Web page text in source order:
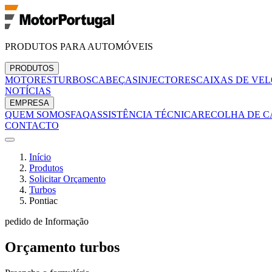
PRODUTOS PARA AUTOMÓVEIS
PRODUTOS
MOTORESTURBOSCABEÇASINJECTORESCAIXAS DE
NOTÍCIAS
EMPRESA
QUEM SOMOSFAQASSISTÊNCIA TÉCNICARECOLHA DE
CONTACTO
Início
Produtos
Solicitar Orçamento
Turbos
Pontiac
pedido de Informação
Orçamento turbos